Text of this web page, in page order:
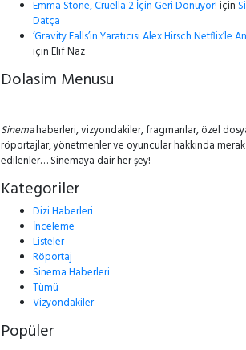
Emma Stone, Cruella 2 İçin Geri Dönüyor!için
Datça
‘Gravity Falls’ın Yaratıcısı Alex Hirsch Netflix’le
içinElif Naz
Dolasim Menusu
Sinemahaberleri, vizyondakiler, fragmanlar, özel
röportajlar, yönetmenler ve oyuncular hakkında merak
edilenler… Sinemaya dair her şey!
Kategoriler
Dizi Haberleri
İnceleme
Listeler
Röportaj
Sinema Haberleri
Tümü
Vizyondakiler
Popüler